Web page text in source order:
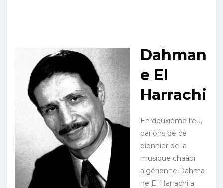
Dahman
e El
Harrachi
En deuxième lieu,
parlons de ce
pionnier de la
musique chaâbi
algérienne.Dahma
ne El Harrachi a